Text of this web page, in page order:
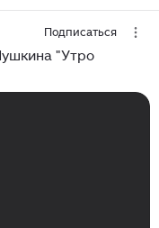
Подписаться
"Утро